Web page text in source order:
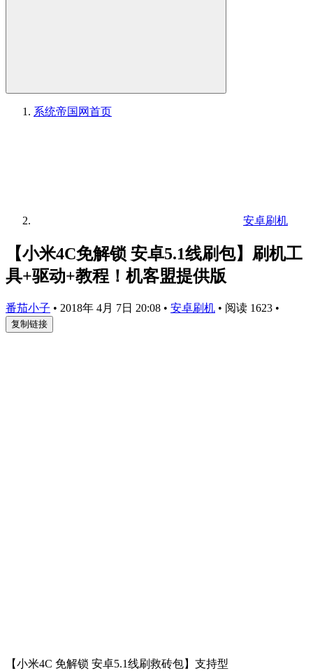
系统帝国网首页
安卓刷机
【小米4C免解锁 安卓5.1线刷包】刷机工
具+驱动+教程！机客盟提供版
番茄小子 • 2018年 4月 7日 20:08 • 安卓刷机 • 阅读 1623 •
复制链接
【小米4C 免解锁 安卓5.1线刷救砖包】支持型